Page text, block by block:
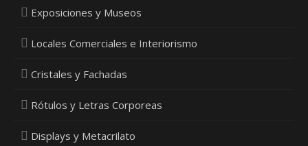
Exposiciones y Museos
Locales Comerciales e Interiorismo
Cristales y Fachadas
Rótulos y Letras Corporeas
Displays y Metacrilato